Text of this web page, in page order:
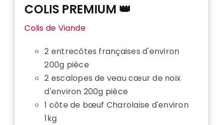
COLIS PREMIUM 👑
Colis de Viande
2 entrecôtes françaises d'environ
200g pièce
2 escalopes de veau cœur de noix
d'environ 200g pièce
1 côte de bœuf Charolaise d'environ
1kg